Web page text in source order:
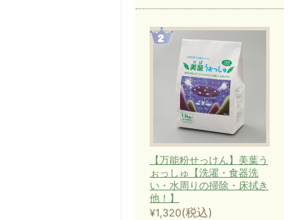
【万能粉せっけん】美葉う
ぉっしゅ【洗濯・食器洗
い・水周りの掃除・床拭き
他！】
¥1,320(税込)